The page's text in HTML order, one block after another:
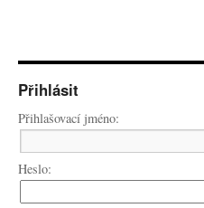
Přihlásit
Přihlašovací jméno:
Heslo: